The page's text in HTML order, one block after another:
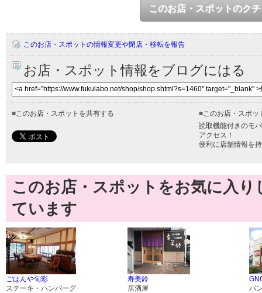
このお店・スポットのク
このお店・スポットの情報変更や閉店・移転を報告
お店・スポット情報をブログにはる
■ このお店・スポットを共有する ■ このお店・スポ
読取機能付きのモ
アクセス！
便利に店舗情報を
このお店・スポットをお気に入
ています
ごはんや旬彩
ステーキ・ハンバーグ
寿美鈴
居酒屋
パ